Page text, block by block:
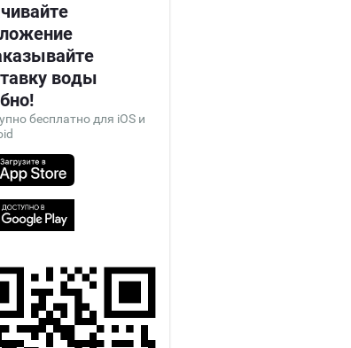
воды
бесплатно для iOS и